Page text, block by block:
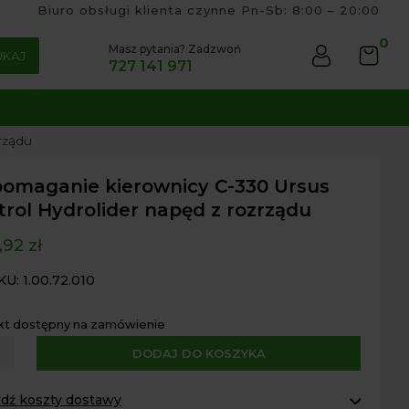
Biuro obsługi klienta czynne Pn-Sb: 8:00 – 20:00
Masz pytania? Zadzwoń
727 141 971
0
kierownicy C-330 Ursus
Hydrolider napęd z rozrządu
zł
1.00.72.010
dostępny na zamówienie
DODAJ DO KOSZYKA
koszty dostawy